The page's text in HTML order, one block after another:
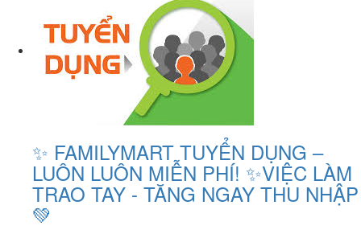
✨ FAMILYMART TUYỂN DỤNG –
LUÔN LUÔN MIỄN PHÍ! ✨VIỆC LÀM
TRAO TAY - TĂNG NGAY THU NHẬP
💚